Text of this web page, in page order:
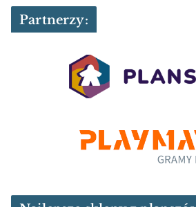
Partnerzy: